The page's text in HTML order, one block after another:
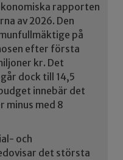
rapporten
av 2026. Den
på
efter första
kr. Det
dock till 14,5
innebär det
minus med 8
och
det största